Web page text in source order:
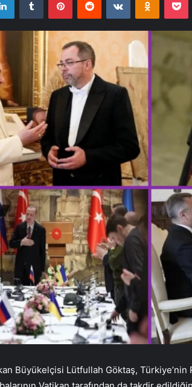
Büyükelçisi Lütfullah Göktaş, Türkiye’nin